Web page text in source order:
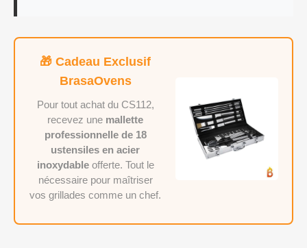
🎁 Cadeau Exclusif
BrasaOvens
Pour tout achat du CS112,
recevez une mallette
professionnelle de 18
ustensiles en acier
inoxydableofferte. Tout le
nécessaire pour maîtriser
vos grillades comme un chef.